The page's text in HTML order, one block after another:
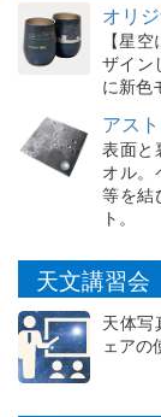
オリ
【星
ザイン
に新色
アス
表面と
オル。
等を結
ト。
天文講習会
天体写
ェアの